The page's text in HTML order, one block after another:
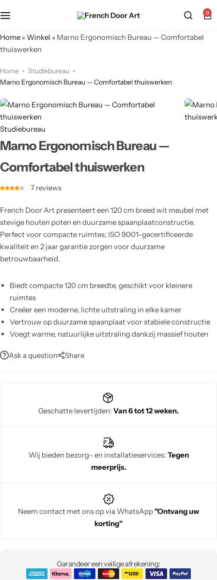
0
Home »Winkel » Marno Ergonomisch Bureau — Comfortabel
thuiswerken
Home
Studiebureau
Marno Ergonomisch Bureau — Comfortabel thuiswerken
Studiebureau
Marno Ergonomisch Bureau —
Comfortabel thuiswerken
7 reviews
French Door Art presenteert een 120 cm breed wit meubel met
stevige houten poten en duurzame spaanplaatconstructie.
Perfect voor compacte ruimtes; ISO 9001-gecertificeerde
kwaliteit en 2 jaar garantie zorgen voor duurzame
betrouwbaarheid.
Biedt compacte 120 cm breedte, geschikt voor kleinere
ruimtes
Creëer een moderne, lichte uitstraling in elke kamer
Vertrouw op duurzame spaanplaat voor stabiele constructie
Voegt warme, natuurlijke uitstraling dankzij massief houten
Maak schoon met een vochtige doek zonder chemicaliën,
Verzeker kwaliteit met ISO 9001-naleving
Ask a question Share
Geschatte levertijden: Van 6 tot 12 weken.
Wij bieden bezorg- en installatieservices: Tegen
meerprijs.
Neem contact met ons op via WhatsApp"Ontvang uw
korting"
Garandeer een veilige afrekening: